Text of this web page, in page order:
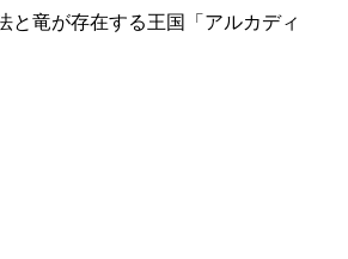
と竜が存在する王国「アルカディ